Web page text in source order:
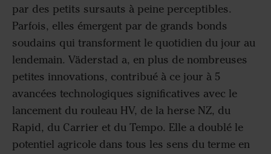
par des petits sursauts à peine perceptibles.
Parfois, elles émergent par de grands bonds
soudains qui transforment le quotidien du jour au
lendemain. Väderstad a, en plus de nombreuses
petites innovations, contribué à ce jour à 5
avancées technologiques significatives avec le
lancement du rouleau HV, de la herse NZ, du
Rapid, du Carrier et du Tempo. Elle a doublé le
potentiel agricole dans tous les sens du terme en